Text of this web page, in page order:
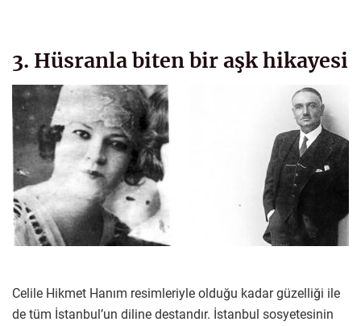
3. Hüsranla biten bir aşk hikayesi
Celile Hikmet Hanım resimleriyle olduğu kadar güzelliği ile
de tüm İstanbul’un diline destandır. İstanbul sosyetesinin